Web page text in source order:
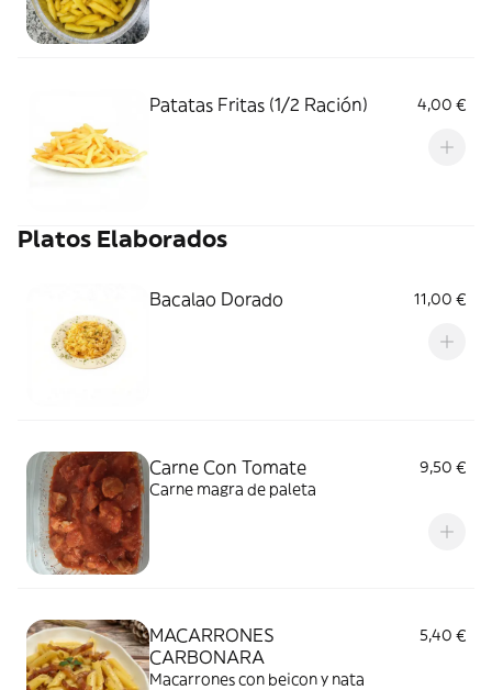
Patatas Fritas (1/2 Ración) 4,00 €
Platos Elaborados
Bacalao Dorado 11,00 €
Carne Con Tomate
9,50 €
Carne magra de paleta
MACARRONES
CARBONARA
5,40 €
Macarrones con beicon y nata